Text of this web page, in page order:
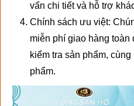
vấn chi tiết và hỗ trợ
Chính sách ưu việt:
miễn phí giao hàng toàn
kiểm tra sản phẩm,
phẩm.